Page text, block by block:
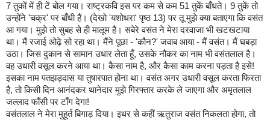
7 तुकों में ही टें बोल गया। राष्ट्रकवि इस पर कम से कम 51 तुकें बाँधते। 9 तुकें तो
उन्होंने 'चक्र'पर बाँधी हैं। (देखो 'यशोधरा'पृष्ठ 13)पर तू मुझे क्या बताएगा कि वसंत
आ गया। मुझे तो सुबह से ही मालूम है। सबेरे वसंत ने मेरा दरवाजा भी खटखटाया
था। मैं रजाई ओढ़े सो रहा था। मैंने पूछा- 'कौन?'जवाब आया-मैं वसंत। मैं घबड़ा
उठा। जिस दुकान से सामान उधार लेता हूँ,उसके नौकर का नाम भी वसंतलाल है।
वह उधारी वसूल करने आया था। कैसा नाम है, और कैसा काम करना पड़ता है इसे!
इसका नाम पतझड़दास या तुषारपात होना था। वसंत अगर उधारी वसूल करता फिरता
है,तो किसी दिन आनंदकर थानेदार मुझे गिरफ्तार करके ले जाएगा और अमृतलाल
जल्लाद फाँसी पर टाँग देगा!
वसंतलाल ने मेरा मुहूर्त बिगाड़ दिया। इधर से कहीं ऋतुराज वसंत निकलता होगा,तो